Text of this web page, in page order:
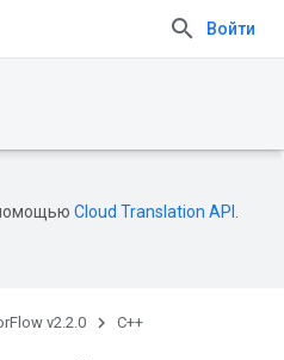
Войти
Cloud Translation API
v2.2.0 C++